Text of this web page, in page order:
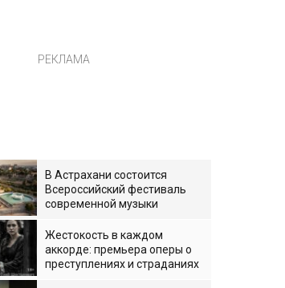
РЕКЛАМА
В Астрахани состоится
Всероссийский фестиваль
современной музыки
Жестокость в каждом
аккорде: премьера оперы о
преступлениях и страданиях